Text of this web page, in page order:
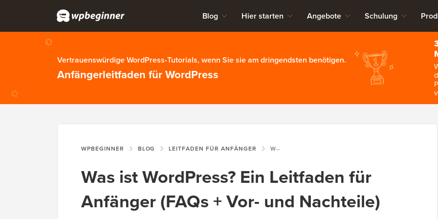
Blog Hier starten Angebote Schulung
Vertrauenswürdige WordPress-Tutorials, wenn Sie sie am dringendsten benötigen.
Anfängerleitfaden für WordPress
WPBEGINNER BLOG LEITFADEN FÜR ANFÄNGER WAS IST WORDPRESS? EIN LEITFADEN FÜR ANFÄNGER (FAQS + VOR- UND NACHTEILE)
Was ist WordPress? Ein Leitfaden für
Anfänger (FAQs + Vor- und Nachteile)